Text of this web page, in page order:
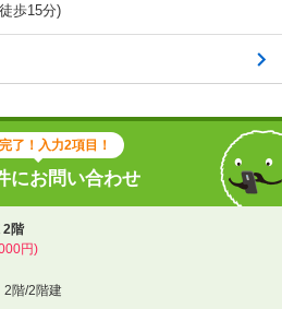
4分
久駅 歩18分
富駅 歩21分
了！入力2項目！
にお問い合わせ
階
円)
2階/2階建
歩15分)
了！入力2項目！
にお問い合わせ
階
円)
2階/2階建